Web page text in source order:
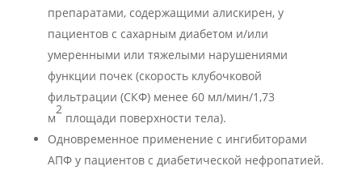
препаратами, содержащими алискирен, у
пациентов с сахарным диабетом и/или
умеренными или тяжелыми нарушениями
функции почек (скорость клубочковой
фильтрации (СКФ) менее 60 мл/мин/1,73
м
2
площади поверхности тела).
Одновременное применение с ингибиторами
АПФ у пациентов с диабетической нефропатией.